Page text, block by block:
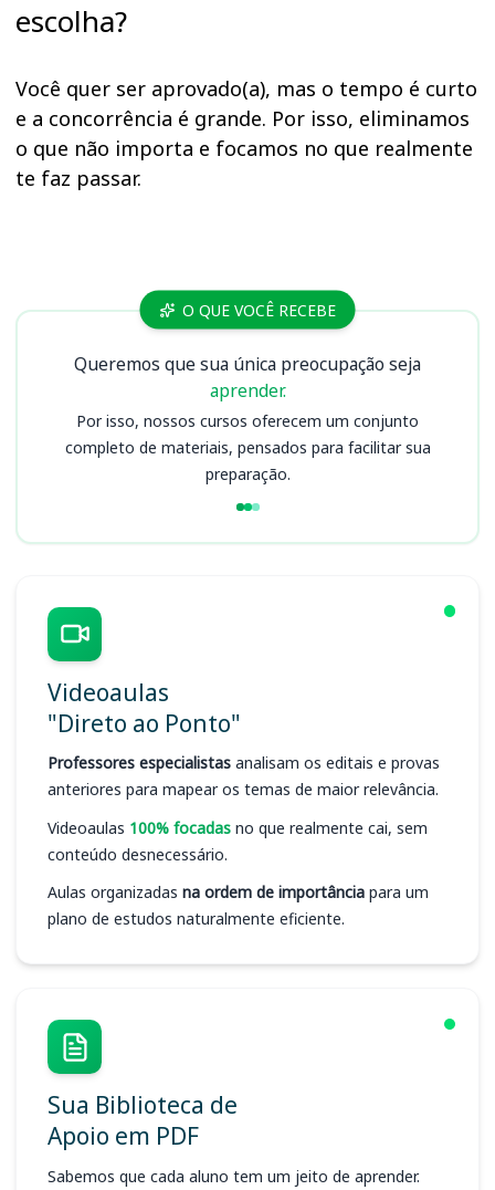
escolha?
Você quer ser aprovado(a), mas o tempo é curto
e a concorrência é grande. Por isso, eliminamos
o que não importa e focamos no que realmente
te faz passar.
Cursos O QUE VOCÊ RECEBE
Queremos que sua única preocupação seja
aprender.
Por isso, nossos cursos oferecem um conjunto
completo de materiais, pensados para facilitar sua
preparação.
Videoaulas
"Direto ao Ponto"
Professores especialistas analisam os editais e provas
anteriores para mapear os temas de maior relevância.
Videoaulas 100% focadas no que realmente cai, sem
conteúdo desnecessário.
Aulas organizadas na ordem de importância para um
plano de estudos naturalmente eficiente.
Sua Biblioteca de
Apoio em PDF
Sabemos que cada aluno tem um jeito de aprender.